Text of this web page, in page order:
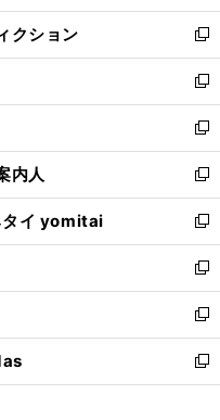
開
く
ウ
で
開
く
ン
ド
ウ
で
開
く
ウ
ィ
ン
ド
ウ
で
開
く
クション
新
し
い
ウ
ィ
ン
ド
ウ
で
開
く
新
し
い
ウ
ィ
ン
ド
ウ
で
開
く
新
し
い
ウ
ィ
ン
ド
ウ
で
開
く
内人
新
し
い
ウ
ィ
ン
ド
ウ
で
開
タイ yomitai
新
し
い
ウ
ィ
ン
ド
ウ
新
し
い
ウ
ィ
ン
新
し
い
ウ
新
し